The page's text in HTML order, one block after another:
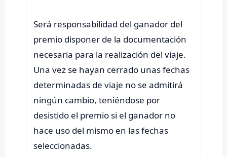
Será responsabilidad del ganador del
premio disponer de la documentación
necesaria para la realización del viaje.
Una vez se hayan cerrado unas fechas
determinadas de viaje no se admitirá
ningún cambio, teniéndose por
desistido el premio si el ganador no
hace uso del mismo en las fechas
seleccionadas.